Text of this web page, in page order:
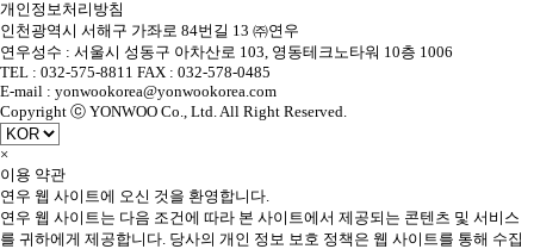
개인정보처리방침
인천광역시 서해구 가좌로 84번길 13 ㈜연우
연우성수 : 서울시 성동구 아차산로 103, 영동테크노타워 10층 1006
TEL : 032-575-8811 FAX : 032-578-0485
E-mail : yonwookorea@yonwookorea.com
Copyright ⓒ YONWOO Co., Ltd. All Right Reserved.
×
이용 약관
연우 웹 사이트에 오신 것을 환영합니다.
연우 웹 사이트는 다음 조건에 따라 본 사이트에서 제공되는 콘텐츠 및 서비스
를 귀하에게 제공합니다. 당사의 개인 정보 보호 정책은 웹 사이트를 통해 수집